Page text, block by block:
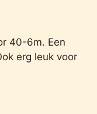
40-6m. Een
erg leuk voor